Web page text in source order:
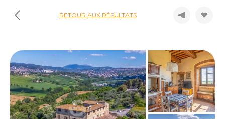
RETOUR AUX RÉSULTATS